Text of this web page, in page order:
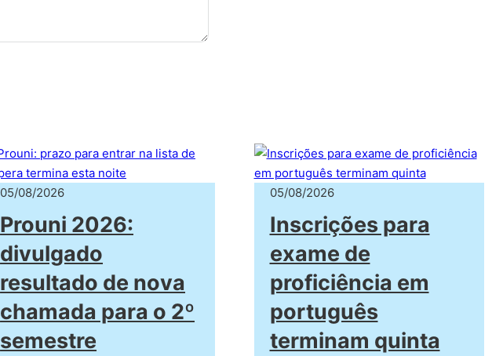
05/08/2026
Prouni 2026:
divulgado
resultado de nova
chamada para o 2º
semestre
05/08/2026
Inscrições para
exame de
proficiência em
português
terminam quinta